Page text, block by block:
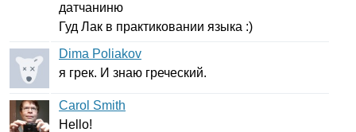
датчаниню
Гуд Лак в практиковании языка :)
Dima Poliakov
я грек. И знаю греческий.
Carol Smith
Hello!